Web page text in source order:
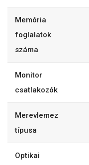
Memória
foglalatok
száma
Monitor
csatlakozók
Merevlemez
típusa
Optikai